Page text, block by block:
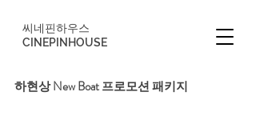
씨네핀하우스
CINEPINHOUSE
하현상 New Boat 프로모션 패키지